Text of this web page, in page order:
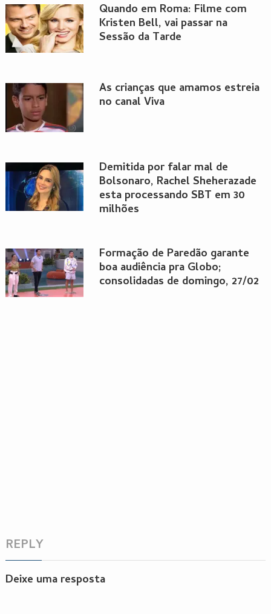
Quando em Roma: Filme com
Kristen Bell, vai passar na
Sessão da Tarde
As crianças que amamos estreia
no canal Viva
Demitida por falar mal de
Bolsonaro, Rachel Sheherazade
esta processando SBT em 30
milhões
Formação de Paredão garante
boa audiência pra Globo;
consolidadas de domingo, 27/02
REPLY
Deixe uma resposta